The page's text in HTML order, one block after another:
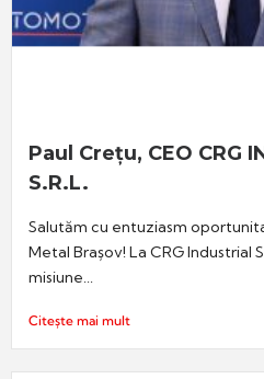
Paul Crețu, CEO CRG
S.R.L.
Salutăm cu entuziasm
Metal Brașov! La CRG Industrial
misiune...
Citește mai mult